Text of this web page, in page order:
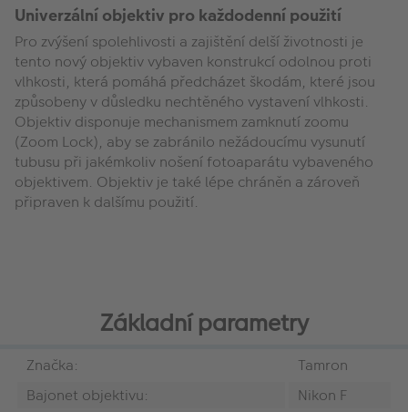
Univerzální objektiv pro každodenní použití
Pro zvýšení spolehlivosti a zajištění delší životnosti je
tento nový objektiv vybaven konstrukcí odolnou proti
vlhkosti, která pomáhá předcházet škodám, které jsou
způsobeny v důsledku nechtěného vystavení vlhkosti.
Objektiv disponuje mechanismem zamknutí zoomu
(Zoom Lock), aby se zabránilo nežádoucímu vysunutí
tubusu při jakémkoliv nošení fotoaparátu vybaveného
objektivem. Objektiv je také lépe chráněn a zároveň
připraven k dalšímu použití.
Základní parametry
Značka:
Tamron
Bajonet objektivu:
Nikon F